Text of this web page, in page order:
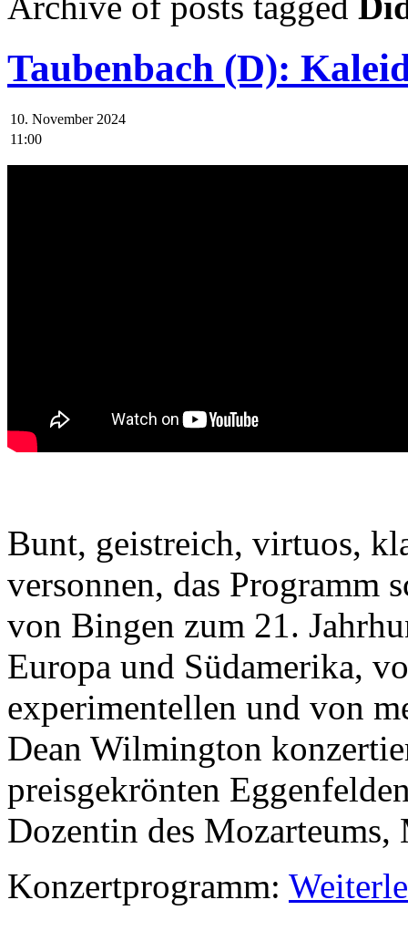
Taubenbach (D):
10. November 2024
11:00
Bunt, geistreich, virtuos,
versonnen, das Programm
von Bingen zum 21.
Europa und Südamerika,
experimentellen und von
Dean Wilmington
preisgekrönten
Dozentin des
Konzertprogramm: